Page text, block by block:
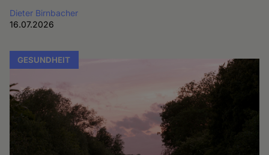
Dieter Birnbacher
16.07.2026
GESUNDHEIT